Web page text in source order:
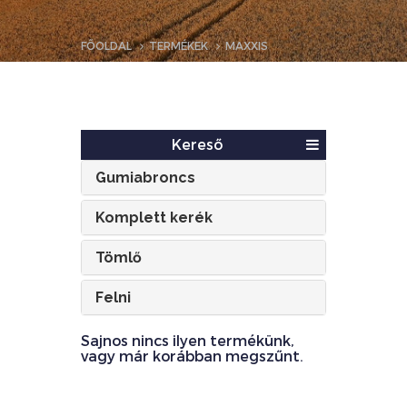
FŐOLDAL TERMÉKEK MAXXIS
Kereső
Gumiabroncs
Komplett kerék
Tömlő
Felni
Sajnos nincs ilyen termékünk,
vagy már korábban megszűnt.